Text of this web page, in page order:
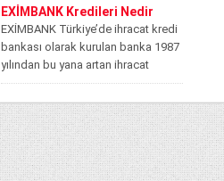
EXİMBANK Kredileri Nedir
EXİMBANK Türkiye’de ihracat kredi
bankası olarak kurulan banka 1987
yılından bu yana artan ihracat
potansiyelinde...